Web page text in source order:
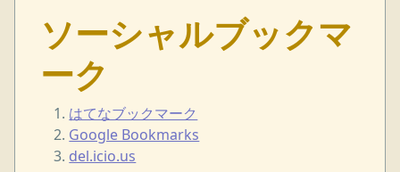
ソーシャルブックマ
ーク
はてなブックマーク
Google Bookmarks
del.icio.us